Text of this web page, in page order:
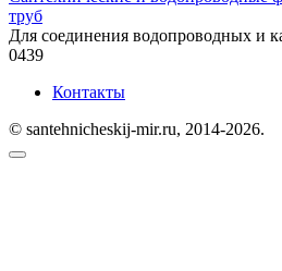
труб
Для соединения водопроводных и
0439
Контакты
© santehnicheskij-mir.ru, 2014-2026.